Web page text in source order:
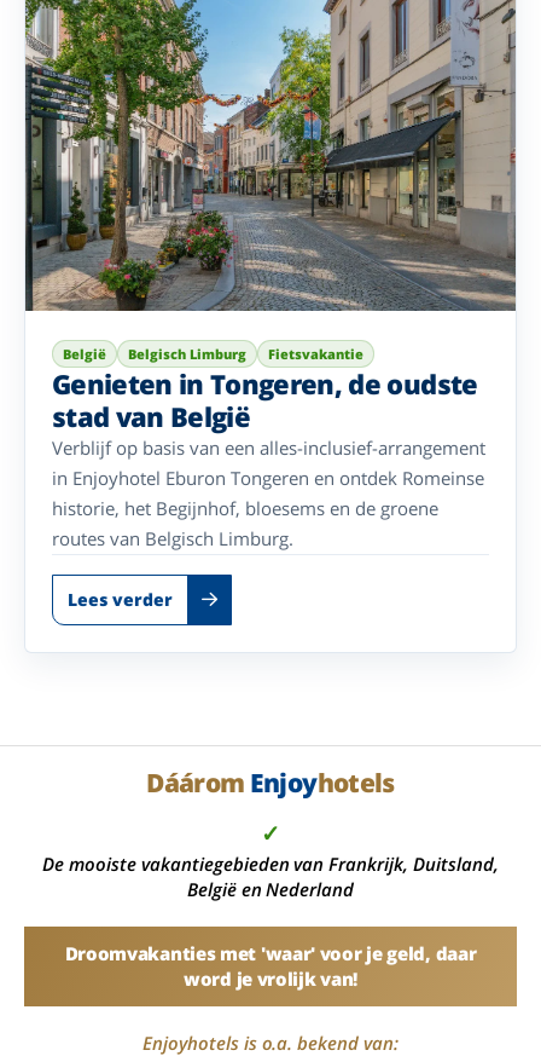
België Belgisch Limburg Fietsvakantie
Genieten in Tongeren, de oudste
stad van België
Verblijf op basis van een alles-inclusief-arrangement
in Enjoyhotel Eburon Tongeren en ontdek Romeinse
historie, het Begijnhof, bloesems en de groene
routes van Belgisch Limburg.
Lees verder
Dáárom Enjoyhotels
✓
De mooiste vakantiegebieden van Frankrijk, Duitsland,
België en Nederland
Droomvakanties met 'waar' voor je geld, daar
word je vrolijk van!
Enjoyhotels is o.a. bekend van: